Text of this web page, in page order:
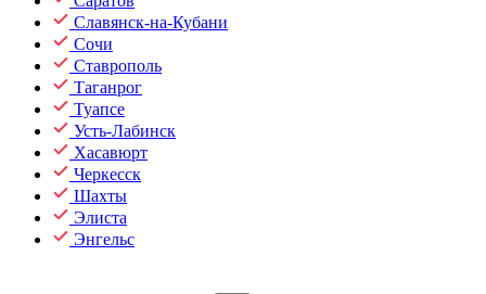
Славянск-на-Кубани
Сочи
Ставрополь
Таганрог
Туапсе
Усть-Лабинск
Хасавюрт
Черкесск
Шахты
Элиста
Энгельс